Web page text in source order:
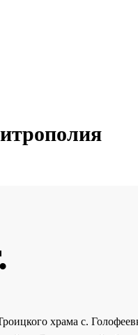
храма с.